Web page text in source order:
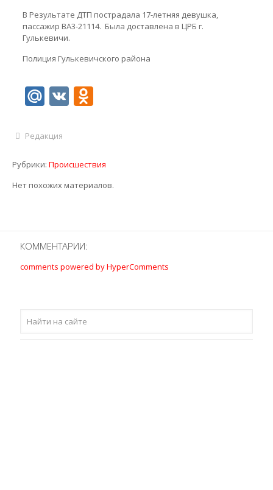
В Результате ДТП пострадала 17-летняя девушка,
пассажир ВА3-21114. Была доставлена в ЦРБ г.
Гулькевичи.
Полиция Гулькевичского района
Mail.Ru
VKOdnoklassniki
Редакция
Рубрики: Происшествия
Нет похожих материалов.
КОММЕНТАРИИ:
comments powered by HyperComments